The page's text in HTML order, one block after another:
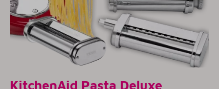
KitchenAid Pasta Deluxe